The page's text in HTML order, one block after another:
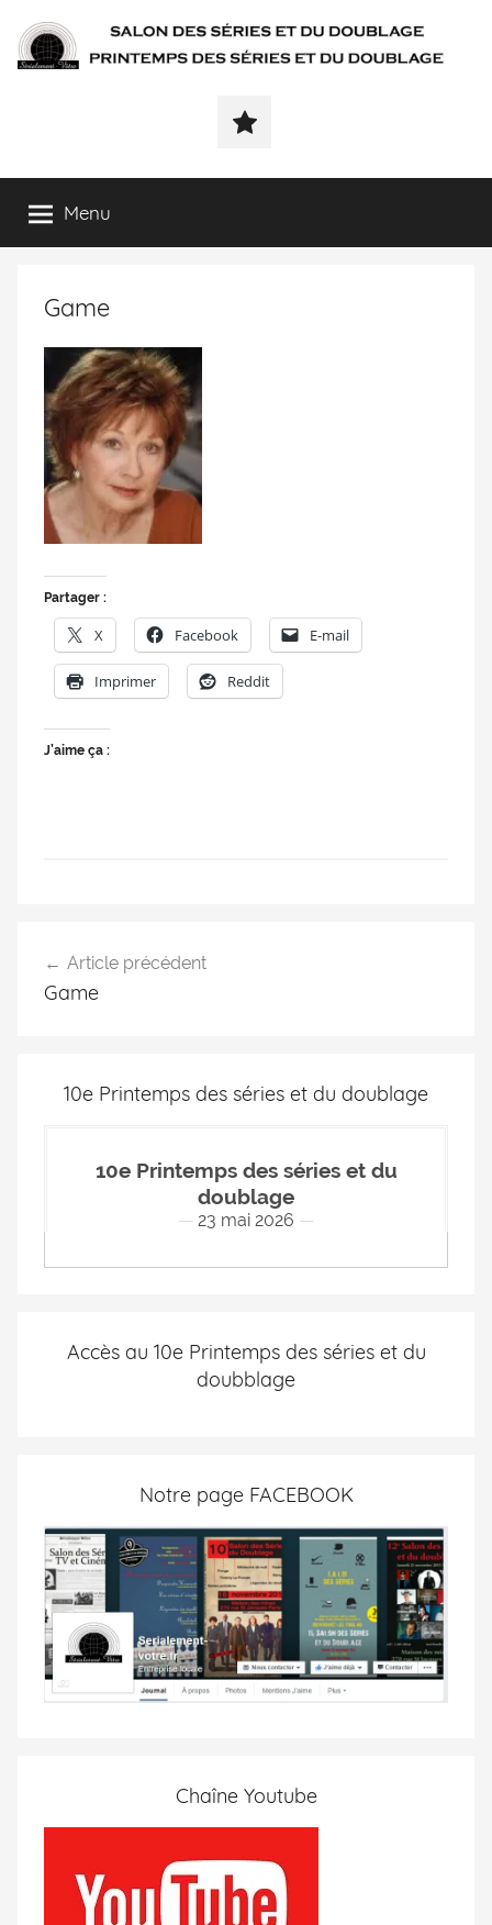
SÉRIALEMENT-
séries
et
doublage
printemps
séries
doublage
Rendez-
séries
doublage
Menu
Game
Partager :
X Facebook E-mail
Imprimer Reddit
J’aime ça :
Article précédent
Game
10e Printemps des séries et du doublage
10e Printemps des séries et du
doublage
23 mai 2026
Accès au 10e Printemps des séries et du
doubblage
Notre page FACEBOOK
Chaîne Youtube